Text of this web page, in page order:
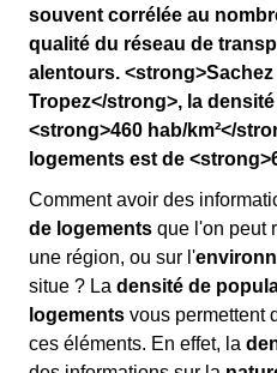
souvent corrélée au
qualité du réseau de
alentours.
Tropez</strong>, la
<strong>460 hab/km²</
logements est de
Comment avoir des
de logements que l'on peut
une région, ou sur l'
situe ? La densité de
logements vous permettent
ces éléments. En effet, la